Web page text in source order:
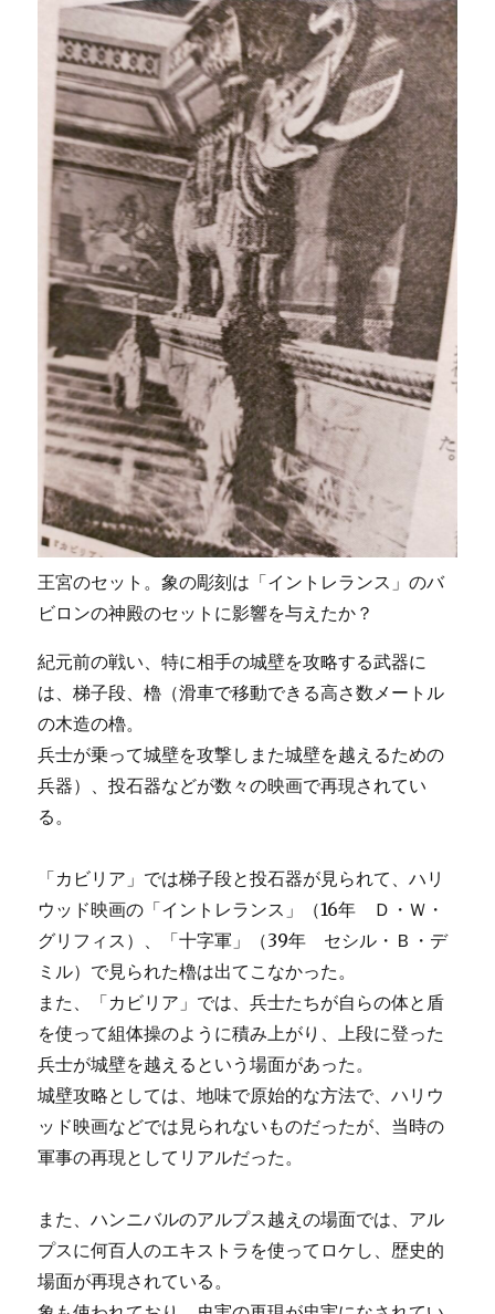
王宮のセット。象の彫刻は「イントレランス」のバ
ビロンの神殿のセットに影響を与えたか？
紀元前の戦い、特に相手の城壁を攻略する武器に
は、梯子段、櫓（滑車で移動できる高さ数メートル
の木造の櫓。
兵士が乗って城壁を攻撃しまた城壁を越えるための
兵器）、投石器などが数々の映画で再現されてい
る。
「カビリア」では梯子段と投石器が見られて、ハリ
ウッド映画の「イントレランス」（16年 Ｄ・Ｗ・
グリフィス）、「十字軍」（39年 セシル・Ｂ・デ
ミル）で見られた櫓は出てこなかった。
また、「カビリア」では、兵士たちが自らの体と盾
を使って組体操のように積み上がり、上段に登った
兵士が城壁を越えるという場面があった。
城壁攻略としては、地味で原始的な方法で、ハリウ
ッド映画などでは見られないものだったが、当時の
軍事の再現としてリアルだった。
また、ハンニバルのアルプス越えの場面では、アル
プスに何百人のエキストラを使ってロケし、歴史的
場面が再現されている。